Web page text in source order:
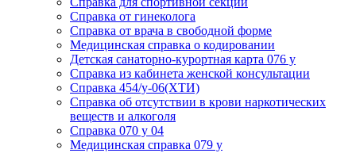
Справка от гинеколога
Справка от врача в свободной форме
Медицинская справка о кодировании
Детская санаторно-курортная карта 076 у
Справка из кабинета женской консультации
Справка 454/у-06(ХТИ)
Справка об отсутствии в крови наркотических
веществ и алкоголя
Справка 070 у 04
Медицинская справка 079 у